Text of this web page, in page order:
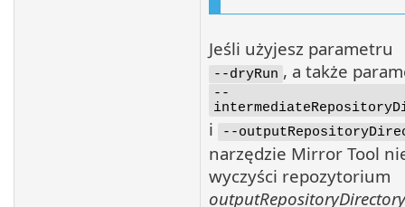
Jeśli użyjesz parametru
--dryRun , a także
--
i --
narzędzie Mirror Tool
wyczyści repozytorium
outputRepositoryDirectory